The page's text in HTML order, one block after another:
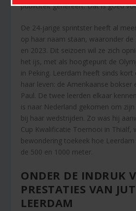
publiciteit genereert. Dat is goed
De 24-jarige sprintster heeft al
op haar naam staan, waaronder
en 2023. Dit seizoen wil ze zich
het ijs, met als hoogtepunt de
in Peking. Leerdam heeft sinds kort
haar leven: de Amerikaanse bokser
Paul. De twee leerden elkaar
is naar Nederland gekomen om
bij haar wedstrijden. Zo was hij
Cup Kwalificatie Toernooi in Thialf,
bewondering toekeek hoe
de 500 en 1000 meter.
ONDER DE INDRUK
PRESTATIES VAN
LEERDAM